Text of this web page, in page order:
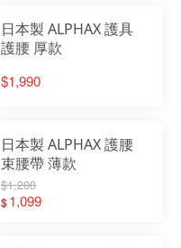
日本製 ALPHAX 護具
護腰 厚款
$1,990
日本製 ALPHAX 護腰
束腰帶 薄款
$1,200
$1,099